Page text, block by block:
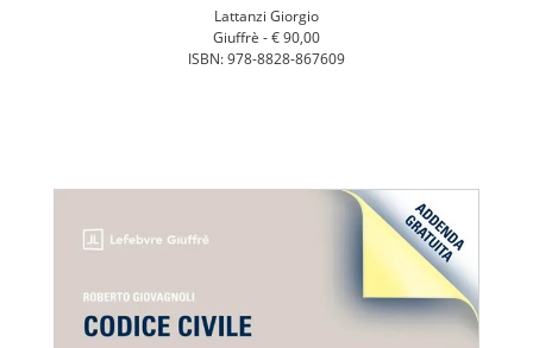
Lattanzi Giorgio
Giuffrè -€ 90,00
ISBN: 978-8828-867609